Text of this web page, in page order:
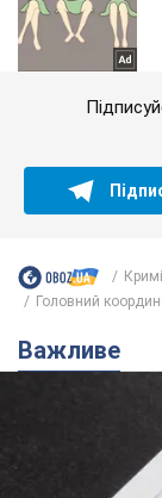
Головний
Важливе